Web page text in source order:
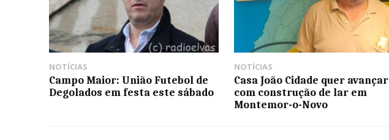
NOTÍCIAS
Campo Maior: União Futebol de
Degolados em festa este sábado
NOTÍCIAS
Casa João Cidade quer avançar
com construção de lar em
Montemor-o-Novo